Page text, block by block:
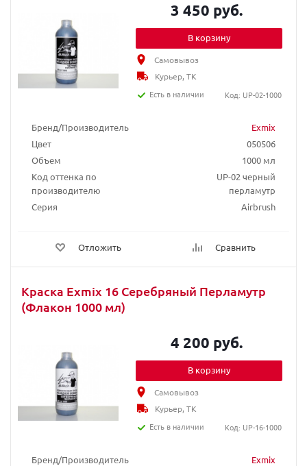
Бренд/Производитель
Exmix
Цвет
050506
Объем
1000 мл
Код оттенка по
производителю
UP-02 черный
перламутр
Серия
Airbrush
Отложить Сравнить
3 450 руб.
В корзину
Самовывоз
Курьер, ТК
Есть в наличии
Код: UP-02-1000
Краска Exmix 16 Серебряный Перламутр
(Флакон 1000 мл)
Бренд/Производитель
Exmix
4 200 руб.
В корзину
Самовывоз
Курьер, ТК
Есть в наличии
Код: UP-16-1000